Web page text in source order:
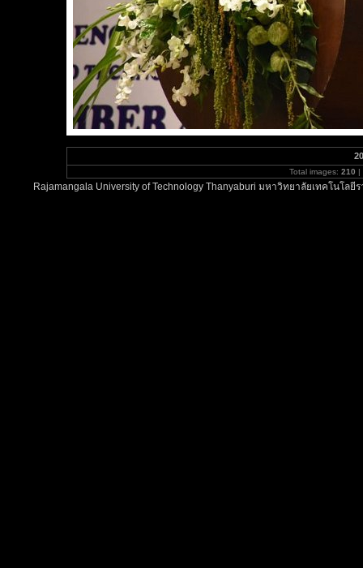
Total images: 210 |
Rajamangala University of Technology Thanyaburi มหาวิทยาลัยเทคโนโ